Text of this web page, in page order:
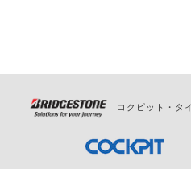
コクピット・タ